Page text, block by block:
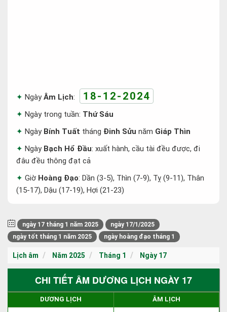
NgàyÂm Lịch: 18-12-2024
Ngày trong tuần: Thứ Sáu
Ngày Bính Tuất tháng Đinh Sửu năm Giáp Thìn
Ngày Bạch Hổ Đầu: xuất hành, cầu tài đều được, đi
đâu đều thông đạt cả
Giờ Hoàng Đạo: Dần (3-5), Thìn (7-9), Tỵ (9-11), Thân
(15-17), Dậu (17-19), Hợi (21-23)
ngày 17 tháng 1 năm 2025
ngày 17/1/2025
ngày tốt tháng 1 năm 2025
ngày hoàng đạo tháng 1
Lịch âm Năm 2025 Tháng 1 Ngày 17
CHI TIẾT ÂM DƯƠNG LỊCH NGÀY 17
DƯƠNG LỊCH ÂM LỊCH